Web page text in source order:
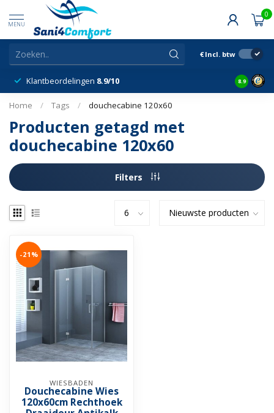
MENU
0
€ Incl. btw
Klantbeordelingen 8.9/10 8.9
Home / Tags / douchecabine 120x60
Producten getagd met
douchecabine 120x60
Filters
-21%
WIESBADEN
Douchecabine Wies
120x60cm Rechthoek